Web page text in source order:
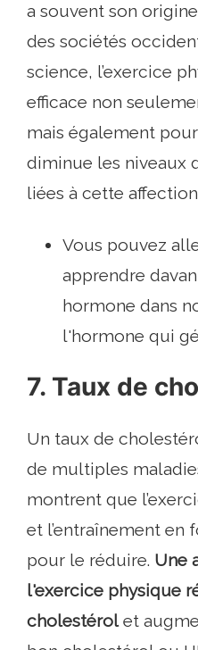
a souvent son
des sociétés
science, l’exercice
efficace non
mais également
diminue les niveaux
liées à cette
Vous pouvez
apprendre
hormone dans
l'hormone qui
7. Taux de
Un taux de
de multiples
montrent que
et l’entraînement en
pour le réduire. Une
l'exercice physique
cholestérolet